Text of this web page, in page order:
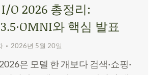
I/O 2026 총정리:
와 핵심 발표
2026년 5월 20일
은 모델 한 개보다 검색·쇼핑·